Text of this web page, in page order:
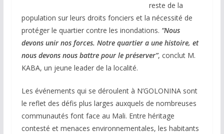
reste de la
population sur leurs droits fonciers et la nécessité de
protéger le quartier contre les inondations. “Nous
devons unir nos forces. Notre quartier a une histoire, et
nous devons nous battre pour le préserver”, conclut M.
KABA, un jeune leader de la localité.
Les événements qui se déroulent à N’GOLONINA sont
le reflet des défis plus larges auxquels de nombreuses
communautés font face au Mali. Entre héritage
contesté et menaces environnementales, les habitants